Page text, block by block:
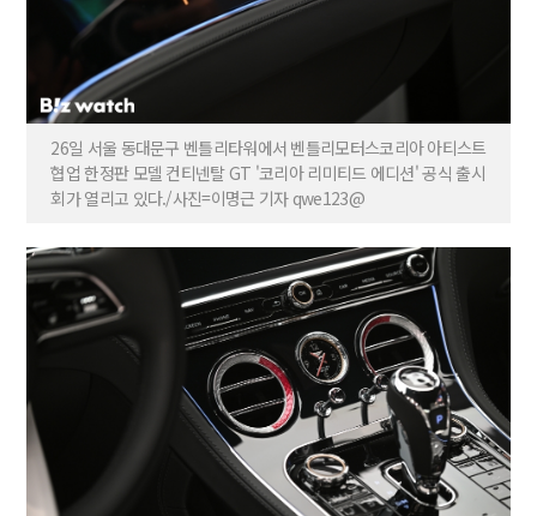
26일 서울 동대문구 벤틀리타워에서 벤틀리모터스코리아 아티스트
협업 한정판 모델 컨티넨탈 GT '코리아 리미티드 에디션' 공식 출시
회가 열리고 있다./사진=이명근 기자 qwe123@